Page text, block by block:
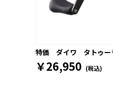
特価 ダイワ タトゥー
￥26,950 (税込)